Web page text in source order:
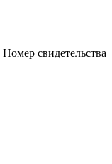
Номер свидетельства